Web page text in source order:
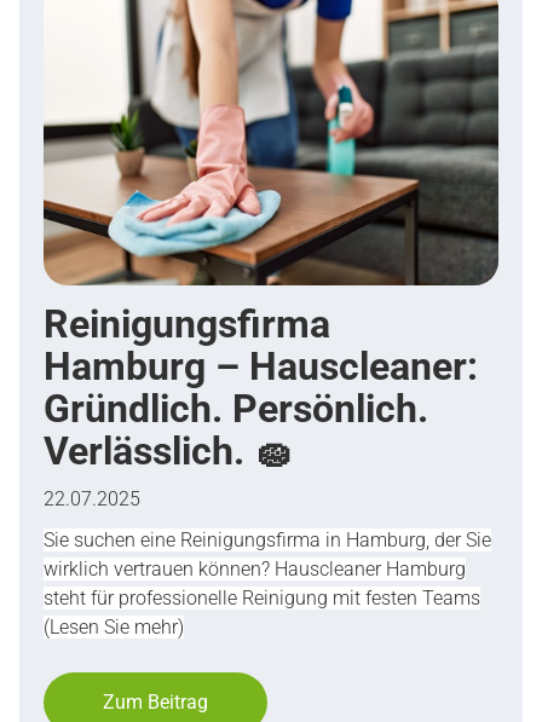
Reinigungsfirma
Hamburg – Hauscleaner:
Gründlich. Persönlich.
Verlässlich. 🧽
22.07.2025
Sie suchen eine Reinigungsfirma in Hamburg, der Sie
wirklich vertrauen können? Hauscleaner Hamburg
steht für professionelle Reinigung mit festen Teams
(Lesen Sie mehr)
Zum Beitrag